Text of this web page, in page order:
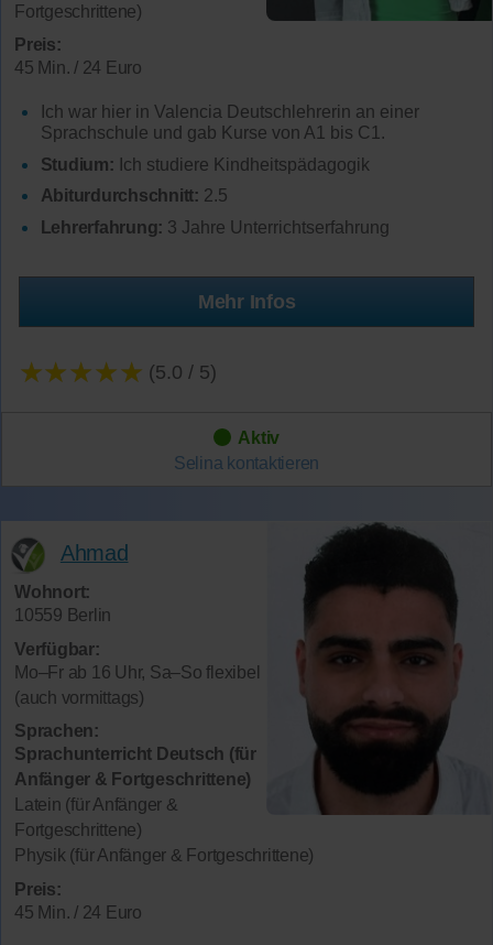
Fortgeschrittene)
Preis:
45 Min. / 24 Euro
Ich war hier in Valencia Deutschlehrerin an einer
Sprachschule und gab Kurse von A1 bis C1.
Studium: Ich studiere Kindheitspädagogik
Abiturdurchschnitt: 2.5
Lehrerfahrung: 3 Jahre Unterrichtserfahrung
Mehr Infos
★★★★★ (5.0 / 5)
Aktiv
Selina kontaktieren
Ahmad
Wohnort:
10559 Berlin
Verfügbar:
Mo–Fr ab 16 Uhr, Sa–So flexibel
(auch vormittags)
Sprachen:
Sprachunterricht Deutsch (für
Anfänger & Fortgeschrittene)
Latein (für Anfänger &
Fortgeschrittene)
Physik (für Anfänger & Fortgeschrittene)
Preis:
45 Min. / 24 Euro